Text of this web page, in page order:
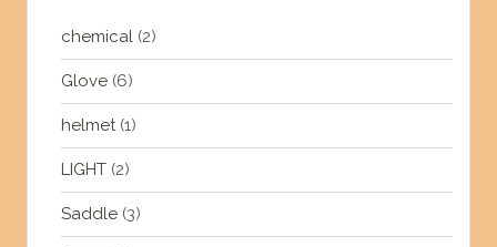
chemical(2)
Glove(6)
helmet(1)
LIGHT(2)
Saddle(3)